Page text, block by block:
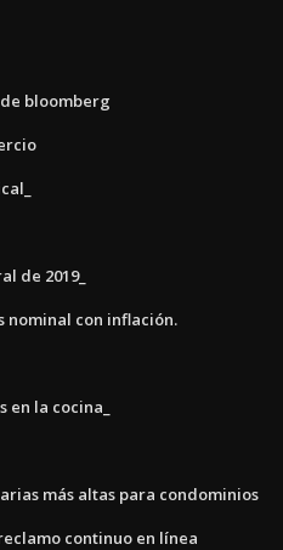
bloomberg
de 2019_
nominal con inflación.
en la cocina_
más altas para condominios
continuo en línea